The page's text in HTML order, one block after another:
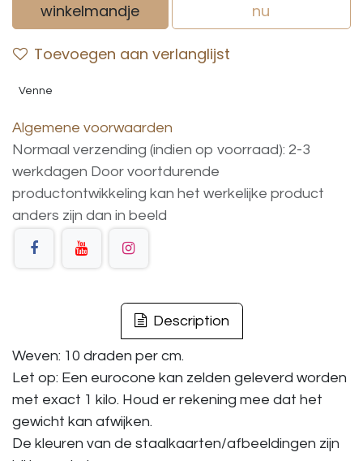
winkelmandje
nu
Toevoegen aan verlanglijst
Venne
Algemene voorwaarden
Normaal verzending (indien op voorraad): 2-3
werkdagen Door voortdurende
productontwikkeling kan het werkelijke product
anders zijn dan in beeld
Description
Weven: 10 draden per cm.
Let op: Een eurocone kan zelden geleverd worden
met exact 1 kilo. Houd er rekening mee dat het
gewicht kan afwijken.
De kleuren van de staalkaarten/afbeeldingen zijn